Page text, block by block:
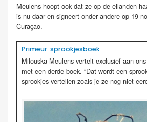
Meulens hoopt ook dat ze op de eilanden
is nu daar en signeert onder andere op 19
Curaçao.
Primeur: sprookjesboek
Milouska Meulens vertelt exclusief aan
met een derde boek. “Dat wordt een
sprookjes vertellen zoals je ze nog niet